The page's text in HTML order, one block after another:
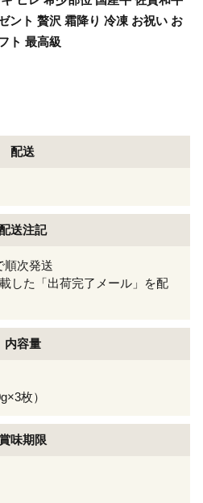
ント 贅沢 霜降り 冷凍 お祝い お
ト 最高級
配送
配送注記
順次発送
した「出荷完了メール」を配
内容量
枚）
賞味期限